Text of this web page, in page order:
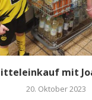
mit
20. Oktober 2023